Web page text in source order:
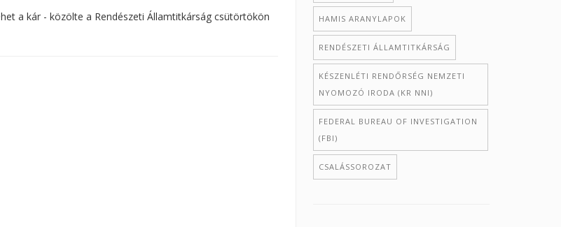
a kár - közölte a Rendészeti Államtitkárság csütörtökön
HAMIS ARANYLAPOK
RENDÉSZETI ÁLLAMTITKÁRSÁG
KÉSZENLÉTI RENDŐRSÉG NEMZETI
NYOMOZÓ IRODA (KR NNI)
FEDERAL BUREAU OF INVESTIGATION
(FBI)
CSALÁSSOROZAT